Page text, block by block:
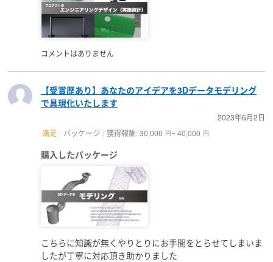
コメントはありません
【受賞歴あり】あなたのアイデアを3Dデータモデリング
で具現化いたします
2023年6月2日
満足
パッケージ 獲得報酬: 30,000 円~ 40,000 円
購入したパッケージ
こちらに知識が無くやりとりにお手間をとらせてしまいま
したが丁寧に対応頂き助かりました